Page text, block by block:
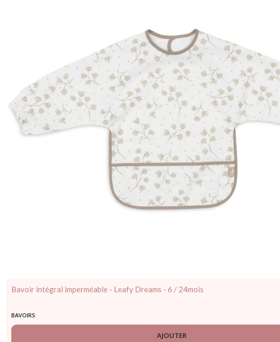
Bavoir intégral imperméable - Leafy Dreams - 6 / 24mois
BAVOIRS
AJOUTER